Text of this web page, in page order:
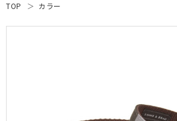
TOP カラー